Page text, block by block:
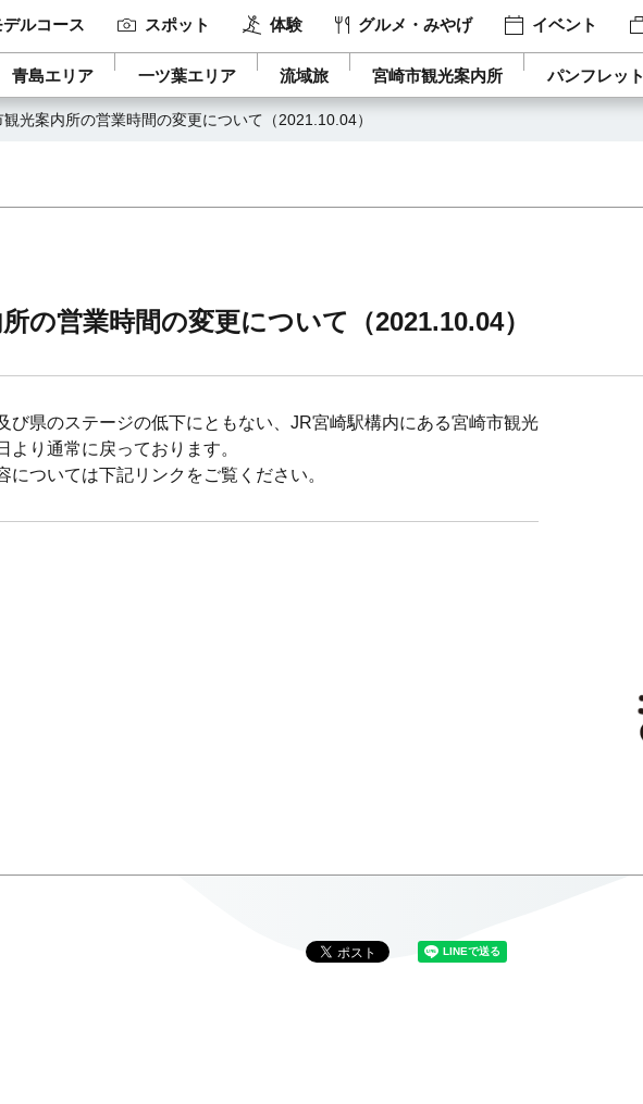
デルコース スポット 体験 グルメ・みやげ イベント
青島エリア 一ツ葉エリア 流域旅 宮崎市観光案内所 パンフレット
観光案内所の営業時間の変更について（2021.10.04）
の営業時間の変更について（2021.10.04）
び県のステージの低下にともない、JR宮崎駅構内にある宮崎市観光
より通常に戻っております。
については下記リンクをご覧ください。